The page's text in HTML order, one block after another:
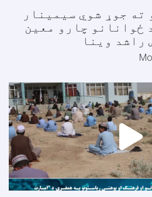
ته جوړ شوي سیمینار
ځوانانو چارو معین
راشد وینا